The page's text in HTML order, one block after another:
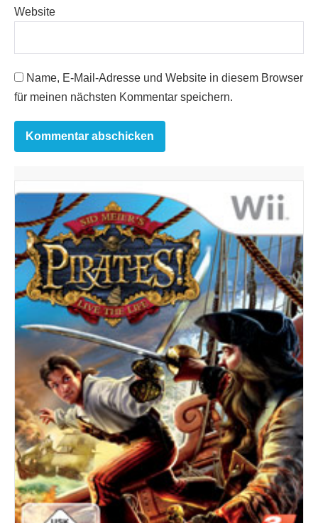
Website
Name, E-Mail-Adresse und Website in diesem Browser
für meinen nächsten Kommentar speichern.